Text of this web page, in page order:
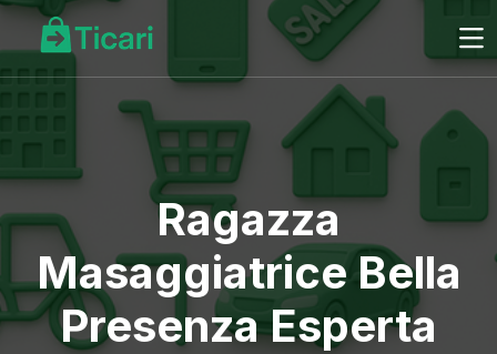
Ragazza
Masaggiatrice Bella
Presenza Esperta